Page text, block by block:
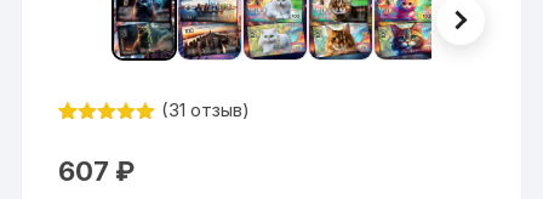
на основе
(31 отзыв)
607 ₽